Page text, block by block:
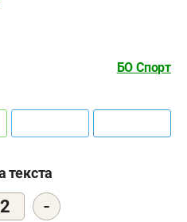
БО Спорт
текста
2 -